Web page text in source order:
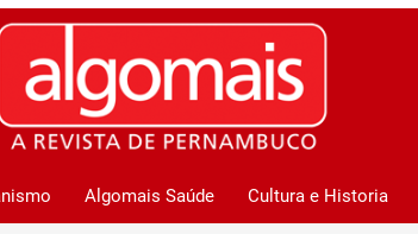
Algomais Saúde Cultura e Historia